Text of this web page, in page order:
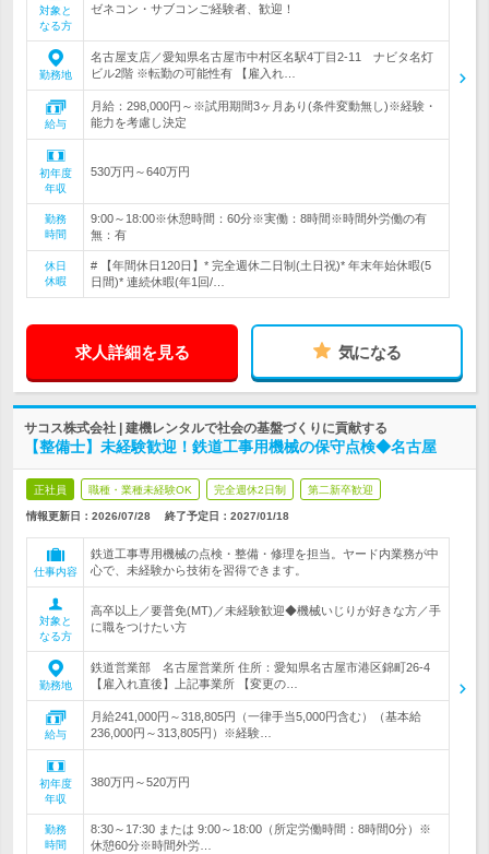
対象と
なる方
ゼネコン・サブコンご経験者、歓迎！
勤務地
名古屋支店／愛知県名古屋市中村区名駅4丁目2-11 ナビタ名灯
ビル2階 ※転勤の可能性有 【雇入れ…
給与
月給：298,000円～※試用期間3ヶ月あり(条件変動無し)※経験・
能力を考慮し決定
初年度
年収
530万円～640万円
勤務
時間
9:00～18:00※休憩時間：60分※実働：8時間※時間外労働の有
無：有
休日
休暇
# 【年間休日120日】* 完全週休二日制(土日祝)* 年末年始休暇(5
日間)* 連続休暇(年1回/…
求人詳細を見る 気になる
サコス株式会社 | 建機レンタルで社会の基盤づくりに貢献する
【整備士】未経験歓迎！鉄道工事用機械の保守点検◆名古屋
正社員 職種・業種未経験OK 完全週休2日制 第二新卒歓迎
情報更新日：2026/07/28 終了予定日： 2027/01/18
仕事内容
鉄道工事専用機械の点検・整備・修理を担当。ヤード内業務が中
心で、未経験から技術を習得できます。
対象と
なる方
高卒以上／要普免(MT)／未経験歓迎◆機械いじりが好きな方／手
に職をつけたい方
勤務地
鉄道営業部 名古屋営業所 住所：愛知県名古屋市港区錦町26-4
【雇入れ直後】上記事業所 【変更の…
給与
月給241,000円～318,805円（一律手当5,000円含む）（基本給
236,000円～313,805円）※経験…
初年度
年収
380万円～520万円
勤務
時間
8:30～17:30 または 9:00～18:00（所定労働時間：8時間0分）※
休憩60分※時間外労…